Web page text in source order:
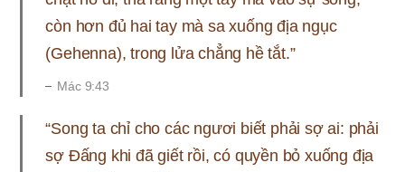
còn hơn đủ hai tay mà sa xuống địa ngục
(Gehenna), trong lửa chẳng hề tắt.”
Mác 9:43
“Song ta chỉ cho các ngươi biết phải sợ ai: phải
sợ Đấng khi đã giết rồi, có quyền bỏ xuống địa